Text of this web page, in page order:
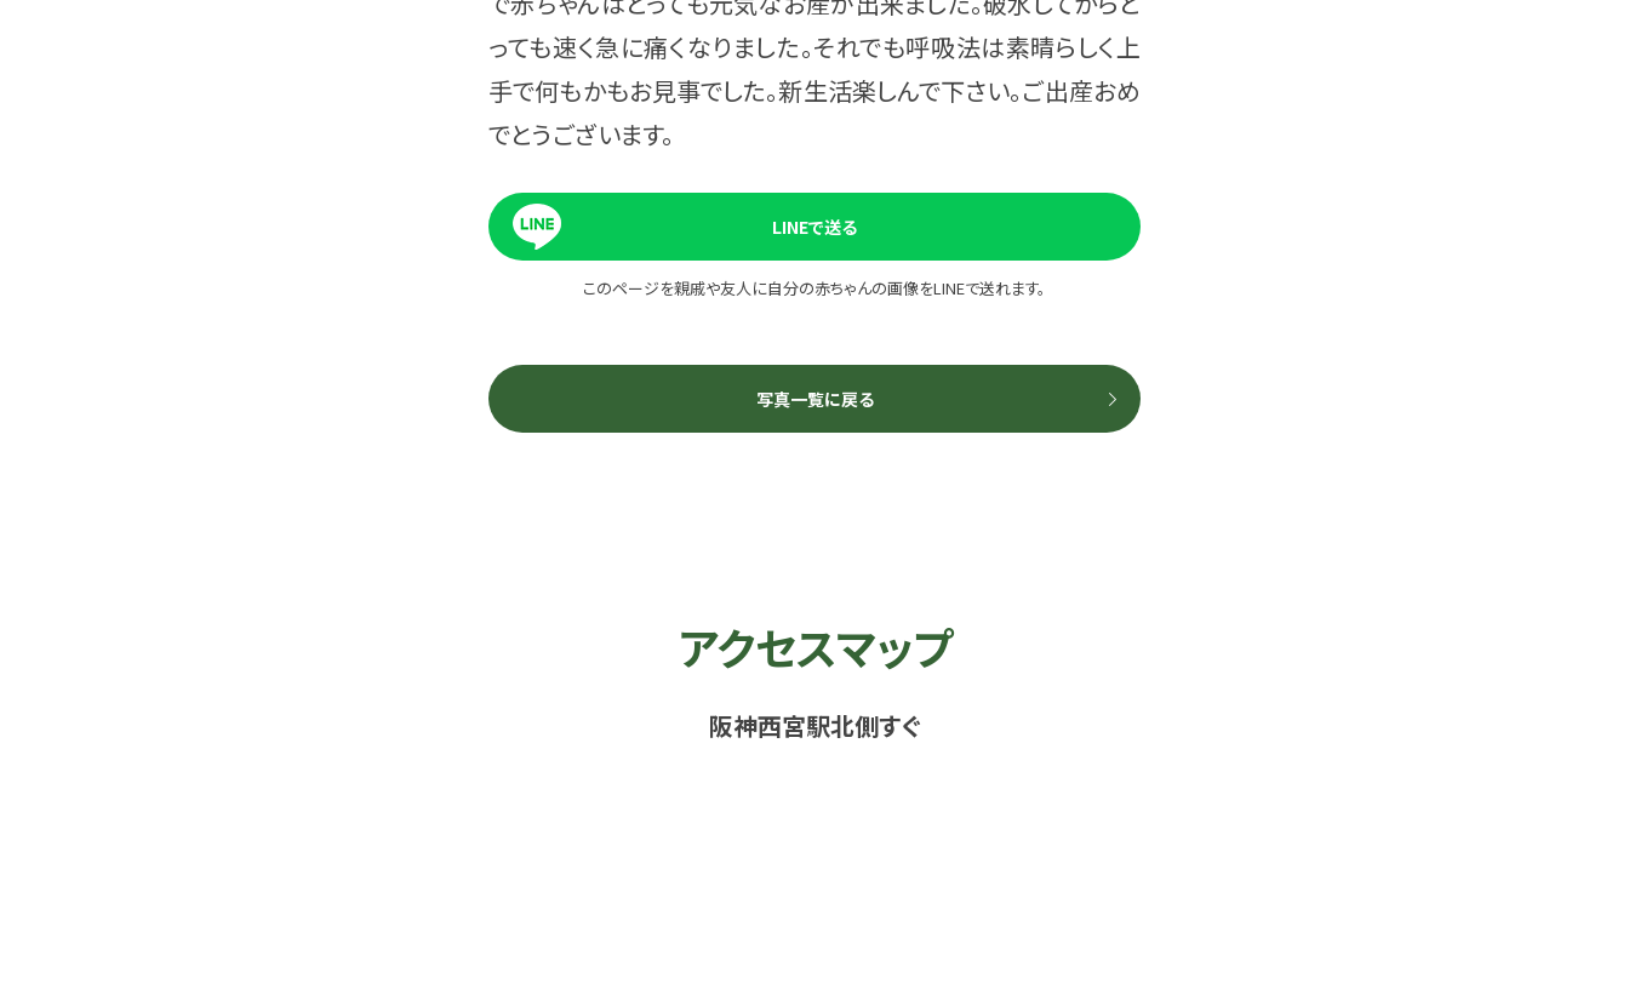
っても速く急に痛くなりました。それでも呼吸法は素晴らしく上
手で何もかもお見事でした。新生活楽しんで下さい。ご出産おめ
でとうございます。
LINEで送る
このページを親戚や友人に自分の赤ちゃんの画像をLINEで送れます。
写真一覧に戻る
アクセスマップ
阪神西宮駅北側すぐ